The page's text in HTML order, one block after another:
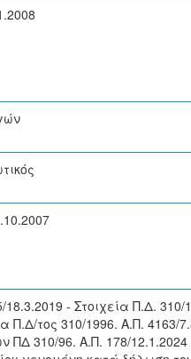
18.3.2019 - Στοιχεία Π.Δ.
Π.Δ/τος 310/1996. Α.Π.
ΠΔ 310/96. Α.Π. 178/